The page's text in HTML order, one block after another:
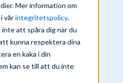
Mer information om
vårintegritetspolicy.
inte att spåra dig när du
kunna respektera dina
en kaka i din
kan se till att du inte
syftar till att städa och
kontor och andra
från vår kontorsstädning
kontor, utan även i andra